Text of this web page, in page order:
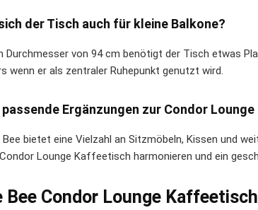
der Tisch auch für kleine Balkone?
Durchmesser von 94 cm benötigt der Tisch etwas
wenn er als zentraler Ruhepunkt genutzt wird.
Ergänzungen zur Condor Lounge
Bee bietet eine Vielzahl an Sitzmöbeln, Kissen und
Lounge Kaffeetisch harmonieren und ein
Bee Condor Lounge